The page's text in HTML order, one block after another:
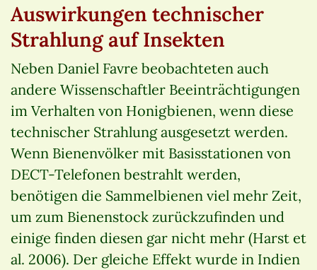
Auswirkungen technischer
Strahlung auf Insekten
Neben Daniel Favre beobachteten auch
andere Wissenschaftler Beeinträchtigungen
im Verhalten von Honigbienen, wenn diese
technischer Strahlung ausgesetzt werden.
Wenn Bienenvölker mit Basisstationen von
DECT-Telefonen bestrahlt werden,
benötigen die Sammelbienen viel mehr Zeit,
um zum Bienenstock zurückzufinden und
einige finden diesen gar nicht mehr (Harst et
al. 2006). Der gleiche Effekt wurde in Indien